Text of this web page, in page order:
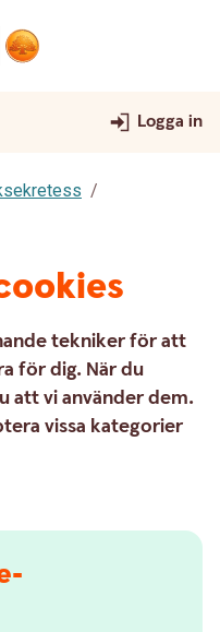
Logga in
tekniker för att
för dig. När du
att vi använder dem.
vissa kategorier